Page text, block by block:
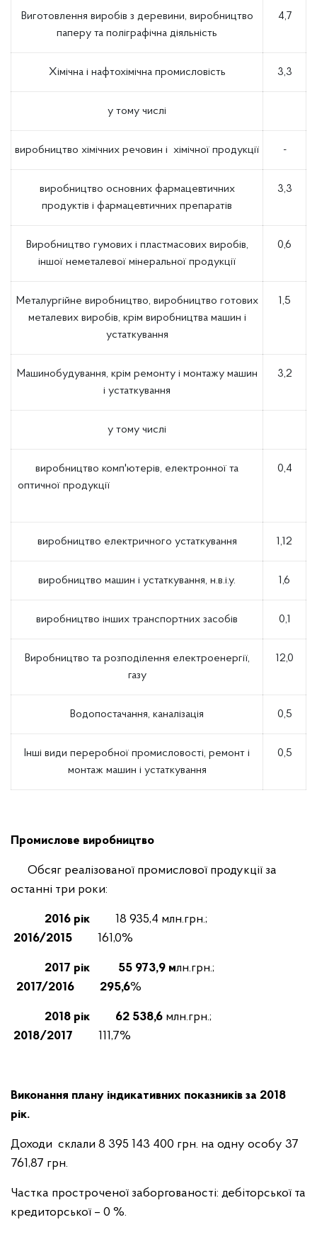
Виготовлення виробів з деревини, виробництво
паперу та поліграфічна діяльність
4,7
Хімічна і нафтохімічна промисловість 3,3
у тому числі
виробництво хімічних речовин і хімічної продукції -
виробництво основних фармацевтичних
продуктів і фармацевтичних препаратів
3,3
Виробництво гумових і пластмасових виробів,
іншої неметалевої мінеральної продукції
0,6
Металургійне виробництво, виробництво готових
металевих виробів, крім виробництва машин і
устаткування
1,5
Машинобудування, крім ремонту і монтажу машин
і устаткування
3,2
у тому числі
виробництво комп'ютерів, електронної та
оптичної продукції
0,4
виробництво електричного устаткування 1,12
виробництво машин і устаткування, н.в.і.у. 1,6
виробництво інших транспортних засобів 0,1
Виробництво та розподілення електроенергії,
газу
12,0
Водопостачання, каналізація 0,5
Інші види переробної промисловості, ремонт і
монтаж машин і устаткування
0,5
Промислове виробництво
Обсяг реалізованої промислової продукції за
останні три роки:
2016 рік 18 935,4 млн.грн.;
2016/2015 161,0%
2017 рік 55 973,9 млн.грн.;
2017/2016 295,6%
2018 рік 62 538,6 млн.грн.;
2018/2017 111,7%
Виконання плану індикативних показників за 2018
рік.
Доходи склали 8 395 143 400 грн. на одну особу 37
761,87 грн.
Частка простроченої заборгованості: дебіторської та
кредиторської – 0 %.